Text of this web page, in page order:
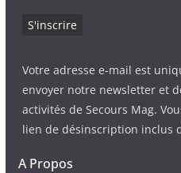
Votre adresse e-mail est
envoyer notre newsletter et
activités de Secours Mag.
lien de désinscription inclus
A Propos